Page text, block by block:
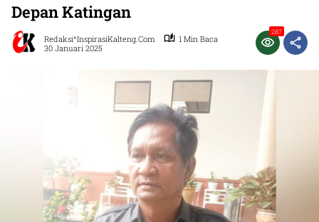
Depan Katingan
Redaksi^InspirasiKalteng.com
1 Min Baca
30 Januari 2025
287